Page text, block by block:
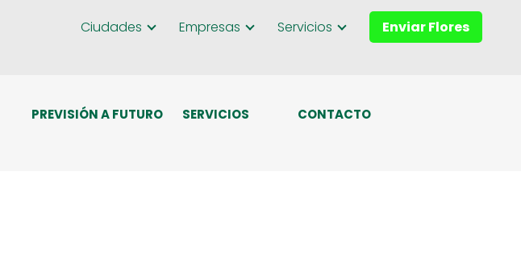
Ciudades Empresas Servicios Enviar Flores
PREVISIÓN A FUTURO SERVICIOS CONTACTO